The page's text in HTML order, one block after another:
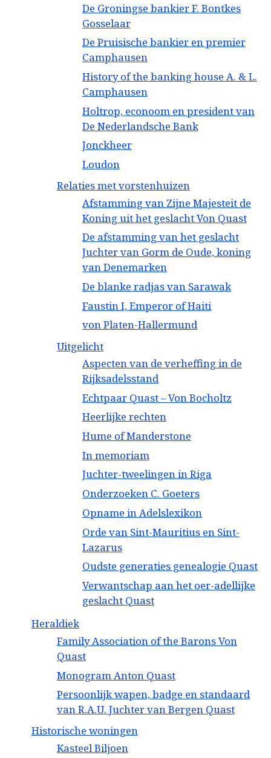
De Groningse bankier F. Bontkes
Gosselaar
De Pruisische bankier en premier
Camphausen
History of the banking house A. & L.
Camphausen
Holtrop, econoom en president van
De Nederlandsche Bank
Jonckheer
Loudon
Relaties met vorstenhuizen
Afstamming van Zijne Majesteit de
Koning uit het geslacht Von Quast
De afstamming van het geslacht
Juchter van Gorm de Oude, koning
van Denemarken
De blanke radjas van Sarawak
Faustin I, Emperor of Haiti
von Platen-Hallermund
Uitgelicht
Aspecten van de verheffing in de
Rijksadelsstand
Echtpaar Quast – Von Bocholtz
Heerlijke rechten
Hume of Manderstone
In memoriam
Juchter-tweelingen in Riga
Onderzoeken C. Goeters
Opname in Adelslexikon
Orde van Sint-Mauritius en Sint-
Lazarus
Oudste generaties genealogie Quast
Verwantschap aan het oer-adellijke
geslacht Quast
Heraldiek
Family Association of the Barons Von
Quast
Monogram Anton Quast
Persoonlijk wapen, badge en standaard
van R.A.U. Juchter van Bergen Quast
Historische woningen
Kasteel Biljoen